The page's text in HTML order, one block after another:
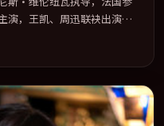
演，王凯、周迅联袂出演。
。定于 2018-12-06 在内地
题片中口碑稳健，适合喜欢